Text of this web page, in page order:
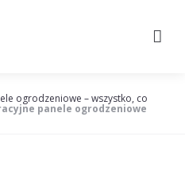
ogrodzeniowe – wszystko, co
panele ogrodzeniowe